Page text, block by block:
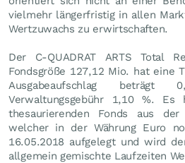
vielmehr längerfristig in allen
Wertzuwachs zu erwirtschaften.
Der C-QUADRAT ARTS Total
Fondsgröße 127,12 Mio. hat eine
Ausgabeaufschlag
Verwaltungsgebühr 1,10 %.
thesaurierenden Fonds aus der
welcher in der Währung Euro
16.05.2018 aufgelegt und wird
allgemein gemischte Laufzeiten